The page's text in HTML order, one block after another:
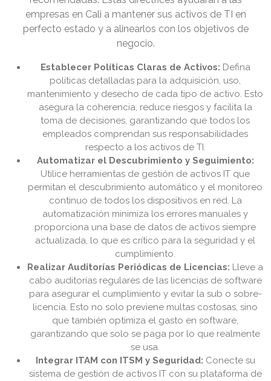
empresas en Cali a mantener sus activos de TI en
perfecto estado y a alinearlos con los objetivos de
negocio.
Establecer Políticas Claras de Activos: Defina
políticas detalladas para la adquisición, uso,
mantenimiento y desecho de cada tipo de activo. Esto
asegura la coherencia, reduce riesgos y facilita la
toma de decisiones, garantizando que todos los
empleados comprendan sus responsabilidades
respecto a los activos de TI.
Automatizar el Descubrimiento y Seguimiento:
Utilice herramientas de gestión de activos IT que
permitan el descubrimiento automático y el monitoreo
continuo de todos los dispositivos en red. La
automatización minimiza los errores manuales y
proporciona una base de datos de activos siempre
actualizada, lo que es crítico para la seguridad y el
cumplimiento.
Realizar Auditorías Periódicas de Licencias: Lleve a
cabo auditorías regulares de las licencias de software
para asegurar el cumplimiento y evitar la sub o sobre-
licencia. Esto no solo previene multas costosas, sino
que también optimiza el gasto en software,
garantizando que solo se paga por lo que realmente
se usa.
Integrar ITAM con ITSM y Seguridad: Conecte su
sistema de gestión de activos IT con su plataforma de